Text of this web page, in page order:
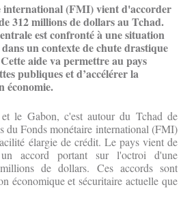
international (FMI) vient d'accorder
312 millions de dollars au Tchad.
est confronté à une situation
un contexte de chute drastique
aide va permettre au pays
publiques et d’accélérer la
économie.
le Gabon, c'est autour du Tchad de
du Fonds monétaire international (FMI)
élargie de crédit. Le pays vient de
accord portant sur l'octroi d'une
de dollars. Ces accords sont
économique et sécuritaire actuelle que